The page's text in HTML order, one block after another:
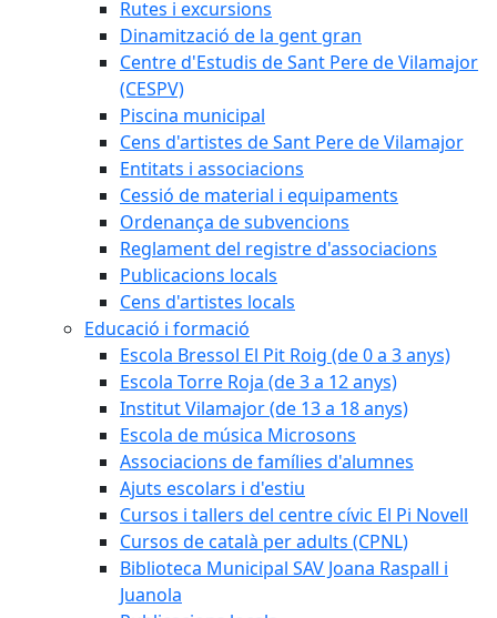
Rutes i excursions
Dinamització de la gent gran
Centre d'Estudis de Sant Pere de Vilamajor
(CESPV)
Piscina municipal
Cens d'artistes de Sant Pere de Vilamajor
Entitats i associacions
Cessió de material i equipaments
Ordenança de subvencions
Reglament del registre d'associacions
Publicacions locals
Cens d'artistes locals
Educació i formació
Escola Bressol El Pit Roig (de 0 a 3 anys)
Escola Torre Roja (de 3 a 12 anys)
Institut Vilamajor (de 13 a 18 anys)
Escola de música Microsons
Associacions de famílies d'alumnes
Ajuts escolars i d'estiu
Cursos i tallers del centre cívic El Pi Novell
Cursos de català per adults (CPNL)
Biblioteca Municipal SAV Joana Raspall i
Juanola